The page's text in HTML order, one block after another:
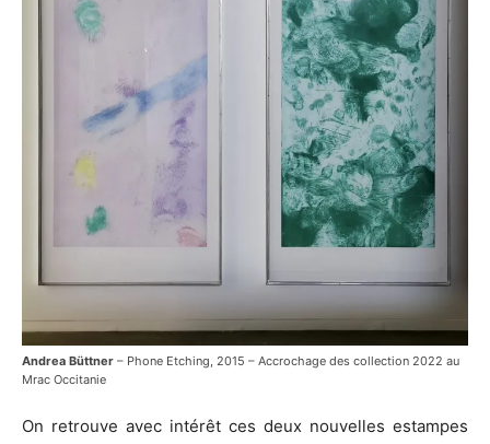
Andrea Büttner – Phone Etching, 2015 – Accrochage des collection 2022 au
Mrac Occitanie
On retrouve avec intérêt ces deux nouvelles estampes